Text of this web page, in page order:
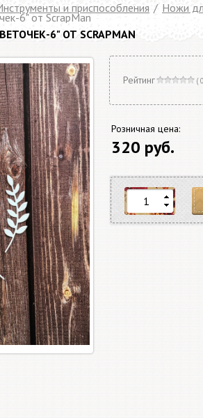
и приспособления / Ножи
6" от ScrapMan
6" ОТ SCRAPMAN
Рейтинг (
Розничная цена:
320 руб.
В